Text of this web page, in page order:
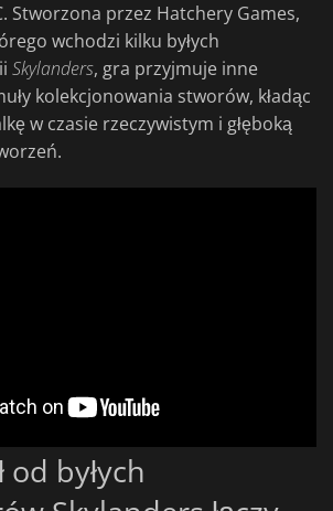
Stworzona przez Hatchery Games,
wchodzi kilku byłych
Skylanders, gra przyjmuje inne
kolekcjonowania stworów, kładąc
w czasie rzeczywistym i głęboką
byłych